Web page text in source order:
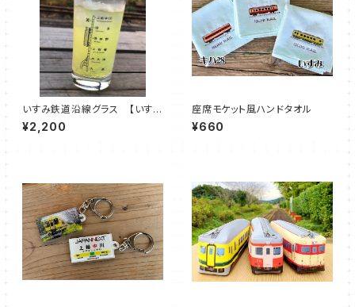
いすみ鉄道沿線グラス 【いす
み 大原～上総中川】【大多
喜 城見ヶ丘～上総中野】
¥2,200
座席モケット風ハンドタオル
¥660